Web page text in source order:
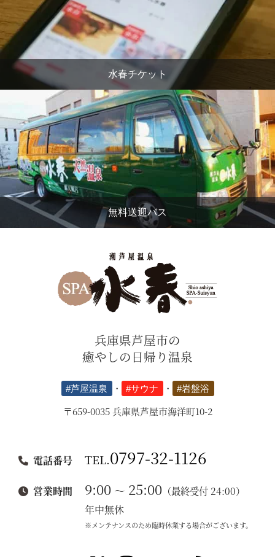
水春チケット
無料送迎バス
兵庫県芦屋市の
癒やしの日帰り温泉
#芦屋温泉 ・ #サウナ ・ #岩盤浴
〒659-0035 兵庫県芦屋市海洋町10-2
電話番号 TEL.0797-32-1126
営業時間 9:00 ～ 25:00 （最終受付 24:00）
年中無休
※メンテナンスのため臨時休業する場合がございます。